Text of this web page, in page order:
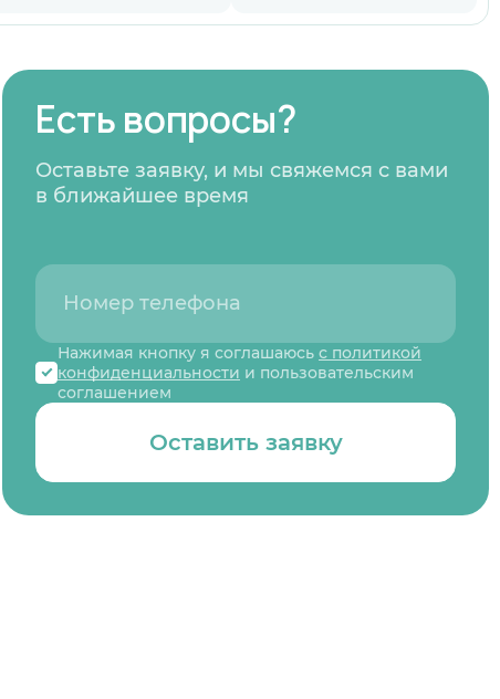
Есть вопросы?
Оставьте заявку, и мы свяжемся с вами
в ближайшее время
Нажимая кнопку я соглашаюсь с политикой
конфиденциальности и пользовательским
соглашением
Оставить заявку